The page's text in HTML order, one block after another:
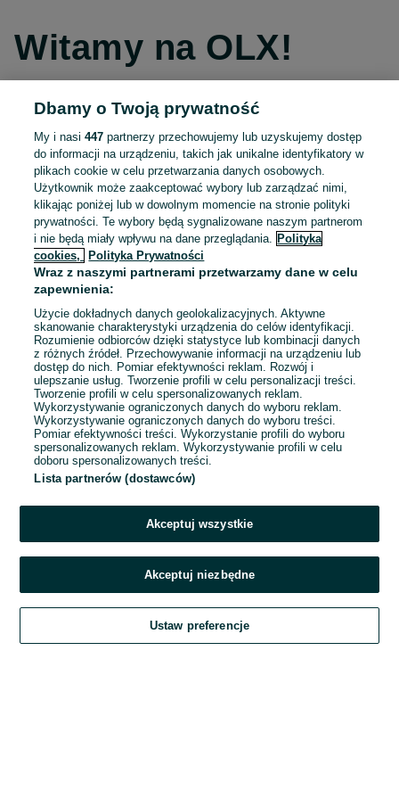
Witamy na OLX!
Kontynuuj przez Facebooka
Kontynuuj przez konto Apple
Kontynuuj przez konto Google
LUB
E-mail
Hasło
Zaloguj się
Kontynuując za pośrednictwem jednego z dostawców wskazanych powyżej,
OLX.pl w jego aktualnym brzmieniu.
Dbamy o Twoją prywatność
My i nasi447 partnerzy przechowujemy lub uzyskujemy dostęp
do informacji na urządzeniu, takich jak unikalne identyfikatory w
plikach cookie w celu przetwarzania danych osobowych.
Użytkownik może zaakceptować wybory lub zarządzać nimi,
klikając poniżej lub w dowolnym momencie na stronie polityki
prywatności. Te wybory będą sygnalizowane naszym partnerom
i nie będą miały wpływu na dane przeglądania.
Polityka
cookies,
Polityka Prywatności
Wraz z naszymi partnerami przetwarzamy dane w celu
zapewnienia:
Użycie dokładnych danych geolokalizacyjnych. Aktywne
skanowanie charakterystyki urządzenia do celów identyfikacji.
Rozumienie odbiorców dzięki statystyce lub kombinacji danych
z różnych źródeł. Przechowywanie informacji na urządzeniu lub
dostęp do nich. Pomiar efektywności reklam. Rozwój i
ulepszanie usług. Tworzenie profili w celu personalizacji treści.
Tworzenie profili w celu spersonalizowanych reklam.
Wykorzystywanie ograniczonych danych do wyboru reklam.
Wykorzystywanie ograniczonych danych do wyboru treści.
Pomiar efektywności treści. Wykorzystanie profili do wyboru
spersonalizowanych reklam. Wykorzystywanie profili w celu
doboru spersonalizowanych treści.
Lista partnerów (dostawców)
Akceptuj wszystkie
Akceptuj niezbędne
Ustaw preferencje